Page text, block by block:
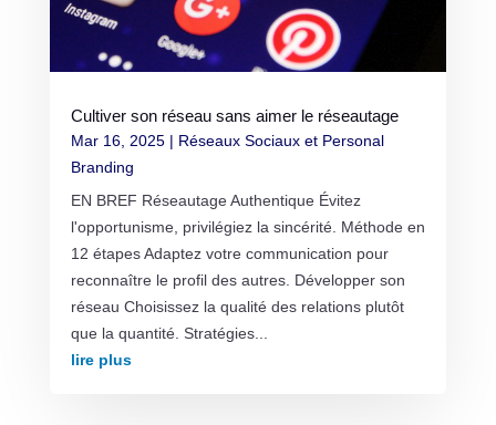
Cultiver son réseau sans aimer le réseautage
Mar 16, 2025| Réseaux Sociaux et Personal
Branding
EN BREF Réseautage Authentique Évitez
l'opportunisme, privilégiez la sincérité. Méthode en
12 étapes Adaptez votre communication pour
reconnaître le profil des autres. Développer son
réseau Choisissez la qualité des relations plutôt
que la quantité. Stratégies...
lire plus